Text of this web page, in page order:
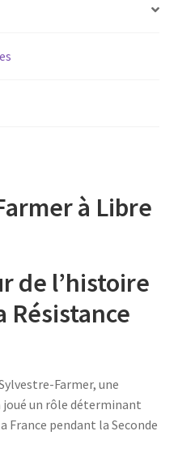
à Libre
de l’histoire
Résistance
Farmer, une
un rôle déterminant
France pendant la Seconde